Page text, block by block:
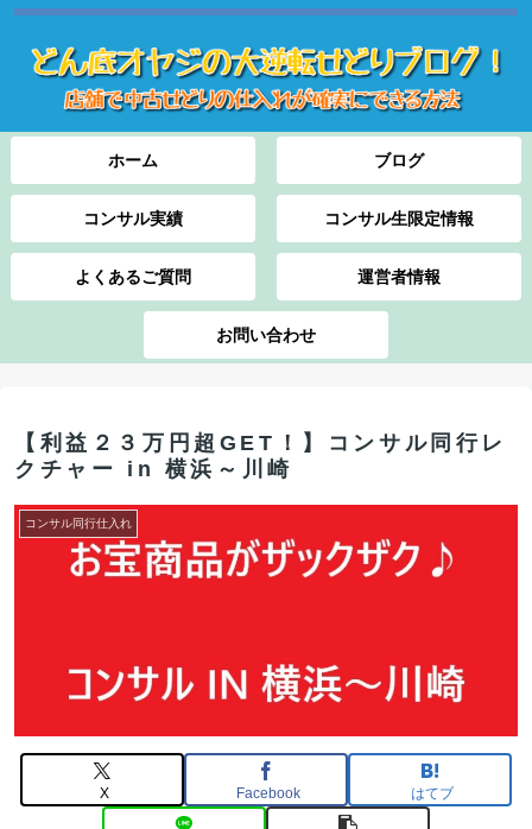
ホーム ブログ
コンサル実績 コンサル生限定情報
よくあるご質問 運営者情報
お問い合わせ
【利益２３万円超GET！】コンサル同行レ
クチャー in 横浜～川崎
コンサル同行仕入れ
X Facebook はてブ